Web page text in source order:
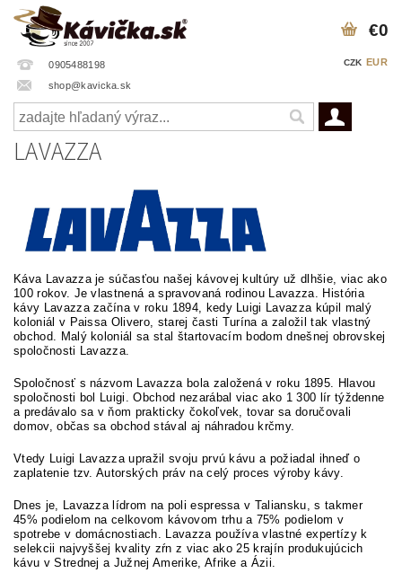
0905488198
shop@kavicka.sk
CZK EUR
€0
LAVAZZA
Káva Lavazza je súčasťou našej kávovej kultúry už dlhšie, viac ako
100 rokov. Je vlastnená a spravovaná rodinou Lavazza. História
kávy Lavazza začína v roku 1894, kedy Luigi Lavazza kúpil malý
koloniál v Paissa Olivero, starej časti Turína a založil tak vlastný
obchod. Malý koloniál sa stal štartovacím bodom dnešnej obrovskej
spoločnosti Lavazza.
Spoločnosť s názvom Lavazza bola založená v roku 1895. Hlavou
spoločnosti bol Luigi. Obchod nezarábal viac ako 1 300 lír týždenne
a predávalo sa v ňom prakticky čokoľvek, tovar sa doručovali
domov, občas sa obchod stával aj náhradou krčmy.
Vtedy Luigi Lavazza upražil svoju prvú kávu a požiadal ihneď o
zaplatenie tzv. Autorských práv na celý proces výroby kávy.
Dnes je, Lavazza lídrom na poli espressa v Taliansku, s takmer
45% podielom na celkovom kávovom trhu a 75% podielom v
spotrebe v domácnostiach. Lavazza používa vlastné expertízy k
selekcii najvyššej kvality zŕn z viac ako 25 krajín produkujúcich
kávu v Strednej a Južnej Amerike, Afrike a Ázii.